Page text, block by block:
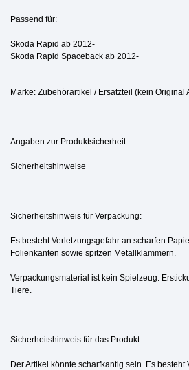
Passend für:
Skoda Rapid ab 2012-
Skoda Rapid Spaceback ab 2012-
Marke: Zubehörartikel / Ersatzteil (kein Original
Angaben zur Produktsicherheit:
Sicherheitshinweise
Sicherheitshinweis für Verpackung:
Es besteht Verletzungsgefahr an scharfen
Folienkanten sowie spitzen Metallklammern.
Verpackungsmaterial ist kein Spielzeug.
Tiere.
Sicherheitshinweis für das Produkt:
Der Artikel könnte scharfkantig sein. Es besteht